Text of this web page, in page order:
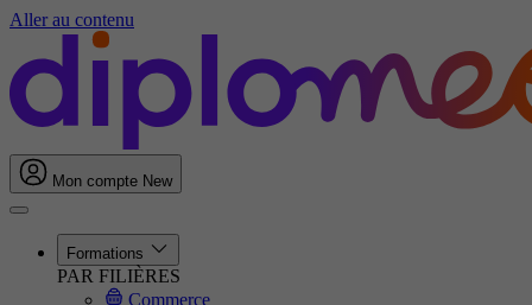
Aller au contenu
Mon compte New
Formations
PAR FILIÈRES
Commerce